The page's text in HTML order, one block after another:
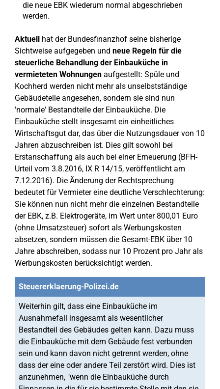
die neue EBK wiederum normal abgeschrieben
werden.
Aktuell hat der Bundesfinanzhof seine bisherige
Sichtweise aufgegeben und neue Regeln für die
steuerliche Behandlung der Einbauküche in
vermieteten Wohnungen aufgestellt: Spüle und
Kochherd werden nicht mehr als unselbstständige
Gebäudeteile angesehen, sondern sie sind nun
'normale' Bestandteile der Einbauküche. Die
Einbauküche stellt insgesamt ein einheitliches
Wirtschaftsgut dar, das über die Nutzungsdauer von 10
Jahren abzuschreiben ist. Dies gilt sowohl bei
Erstanschaffung als auch bei einer Erneuerung (BFH-
Urteil vom 3.8.2016, IX R 14/15, veröffentlicht am
7.12.2016). Die Änderung der Rechtsprechung
bedeutet für Vermieter eine deutliche Verschlechterung:
Sie können nun nicht mehr die einzelnen Bestandteile
der EBK, z.B. Elektrogeräte, im Wert unter 800,01 Euro
(ohne Umsatzsteuer) sofort als Werbungskosten
absetzen, sondern müssen die Gesamt-EBK über 10
Jahre abschreiben, sodass nur 10 Prozent pro Jahr als
Werbungskosten berücksichtigt werden.
Steuererklaerung-Polizei.de
Weiterhin gilt, dass eine Einbauküche im
Ausnahmefall insgesamt als wesentlicher
Bestandteil des Gebäudes gelten kann. Dazu muss
die Einbauküche mit dem Gebäude fest verbunden
sein und kann davon nicht getrennt werden, ohne
dass der eine oder andere Teil zerstört wird. Dies ist
anzunehmen, "wenn die Einbauküche durch